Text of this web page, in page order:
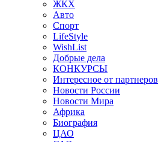
ЖКХ
Авто
Спорт
LifeStyle
WishList
Добрые дела
КОНКУРСЫ
Интересное от партнеров
Новости России
Новости Мира
Африка
Биография
ЦАО